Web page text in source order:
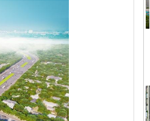
KING PALACE(108 Nguyễn Trãi)